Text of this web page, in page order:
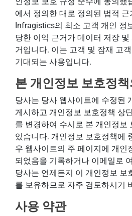
에서 정의한 대로 정의된 법적
Infragistics의 최소 고객 개인 정
당한 이익 근거가 데이터 저장
거입니다. 이는 고객 및 잠재 고
기대되는 사용입니다.
본 개인정보 보호정
당사는 당사 웹사이트에 수정된
게시하고 개인정보 보호정책 상
를 변경하여 수시로 본 개인정보
있습니다. 개인정보 보호정책에
우 웹사이트의 주 페이지에 개인
되었음을 기록하거나 이메일로
당사는 언제든지 이 개인정보 보
를 보유하므로 자주 검토하시기
사용 약관